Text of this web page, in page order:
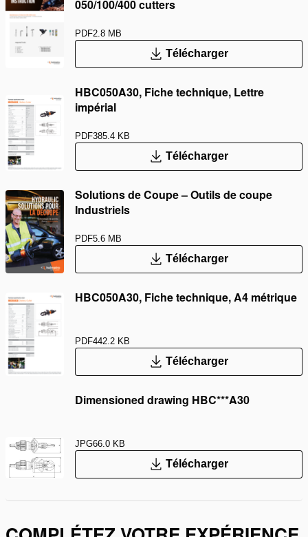
050/100/400 cutters
PDF2.8 MB
Télécharger
HBC050A30, Fiche technique, Lettre
impérial
PDF385.4 KB
Télécharger
Solutions de Coupe – Outils de coupe
Industriels
PDF5.6 MB
Télécharger
HBC050A30, Fiche technique, A4 métrique
PDF442.2 KB
Télécharger
Dimensioned drawing HBC***A30
JPG66.0 KB
Télécharger